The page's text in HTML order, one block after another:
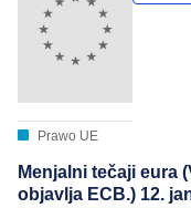
Prawo UE
Menjalni tečaji eura
objavlja ECB.) 12.